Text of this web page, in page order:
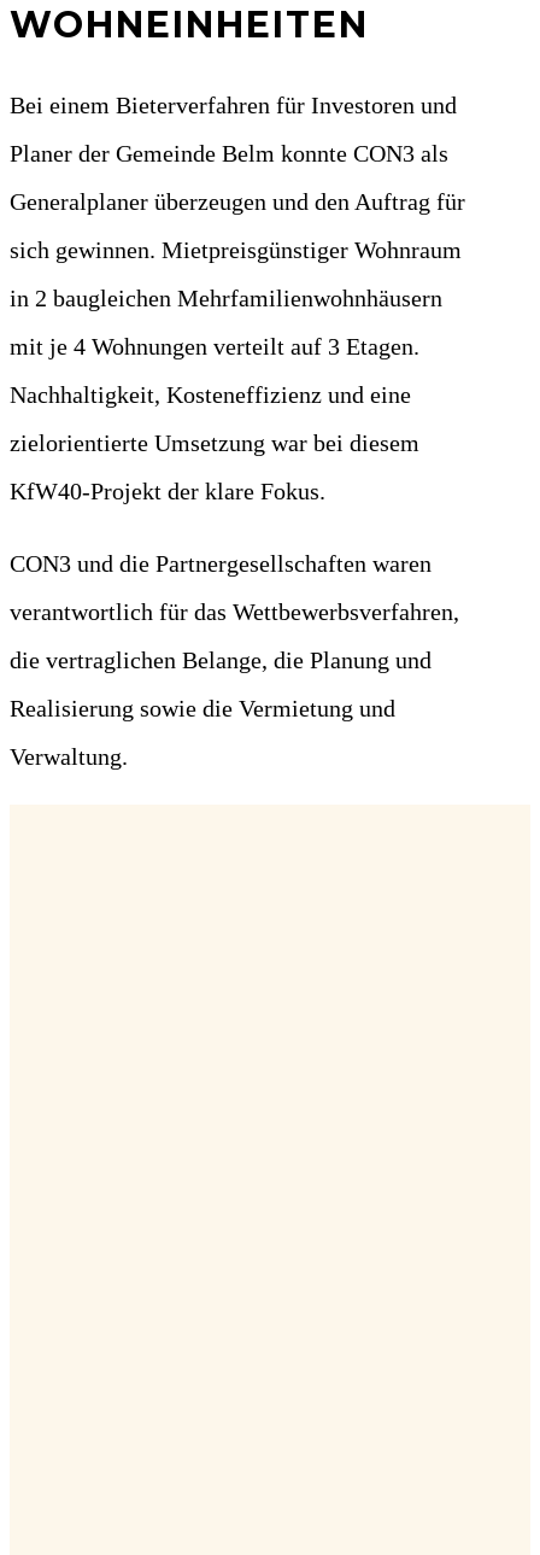
WOHNEINHEITEN
Bei einem Bieterverfahren für Investoren und
Planer der Gemeinde Belm konnte CON3 als
Generalplaner überzeugen und den Auftrag für
sich gewinnen. Mietpreisgünstiger Wohnraum
in 2 baugleichen Mehrfamilienwohnhäusern
mit je 4 Wohnungen verteilt auf 3 Etagen.
Nachhaltigkeit, Kosteneffizienz und eine
zielorientierte Umsetzung war bei diesem
KfW40-Projekt der klare Fokus.
CON3 und die Partnergesellschaften waren
verantwortlich für das Wettbewerbsverfahren,
die vertraglichen Belange, die Planung und
Realisierung sowie die Vermietung und
Verwaltung.